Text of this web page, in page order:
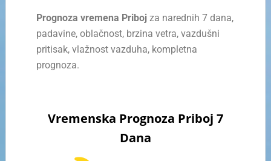
Prognoza vremena Pribojza narednih 7 dana,
padavine, oblačnost, brzina vetra, vazdušni
pritisak, vlažnost vazduha, kompletna
prognoza.
Vremenska Prognoza Priboj 7
Dana